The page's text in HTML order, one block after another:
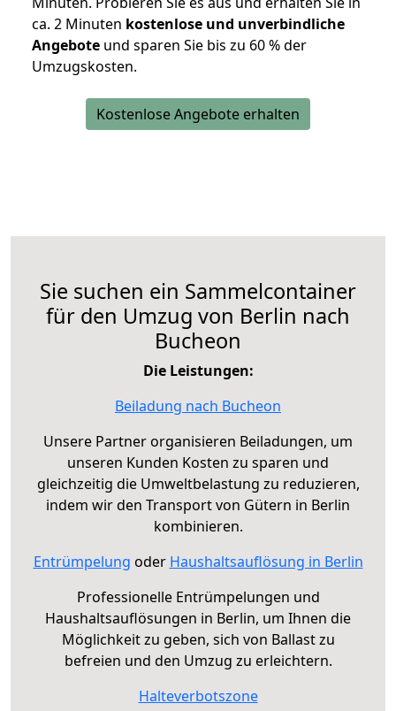
ca. 2 Minuten kostenlose und unverbindliche
Angebote und sparen Sie bis zu 60 % der
Umzugskosten.
Kostenlose Angebote erhalten
Sie suchen ein Sammelcontainer
für den Umzug von Berlin nach
Bucheon
Die Leistungen:
Beiladung nach Bucheon
Unsere Partner organisieren Beiladungen, um
unseren Kunden Kosten zu sparen und
gleichzeitig die Umweltbelastung zu reduzieren,
indem wir den Transport von Gütern in Berlin
kombinieren.
Entrümpelung oder Haushaltsauflösung in Berlin
Professionelle Entrümpelungen und
Haushaltsauflösungen in Berlin, um Ihnen die
Möglichkeit zu geben, sich von Ballast zu
befreien und den Umzug zu erleichtern.
Halteverbotszone